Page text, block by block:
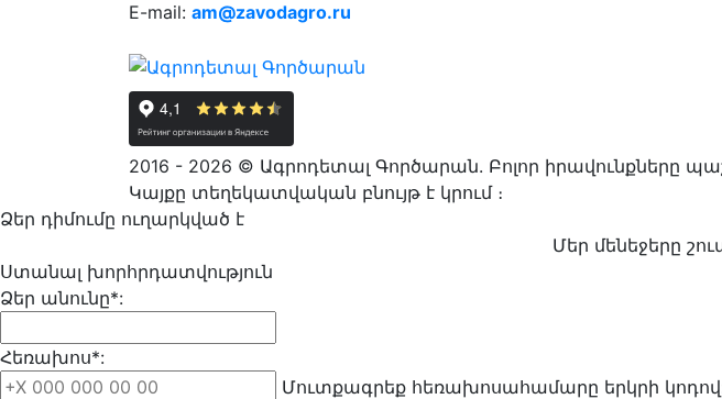
E-mail: am@zavodagro.ru
2016 - 2026 © Ագրոդետալ Գործարան. Բոլոր իրավունքները
Կայքը տեղեկատվական բնույթ է կրում ։
Ձեր դիմումը ուղարկված է
Մեր մենեջերը
Ստանալ խորհրդատվություն
Ձեր անունը*:
Հեռախոս*:
Մուտքագրեք հեռախոսահամարը երկրի